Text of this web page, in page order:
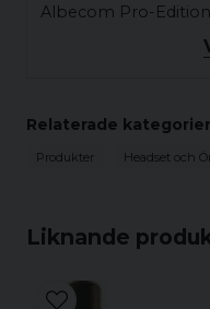
Liknande
Albecom Pro-
Relaterade kategorier
Produkter Headset och